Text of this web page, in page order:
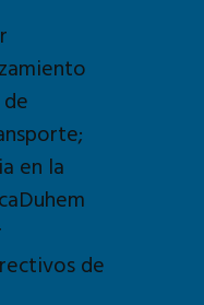
en la
de